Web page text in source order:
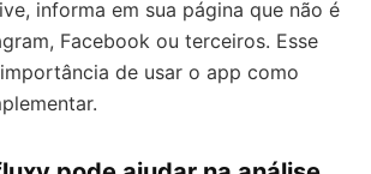
informa em sua página que não é
Facebook ou terceiros. Esse
de usar o app como